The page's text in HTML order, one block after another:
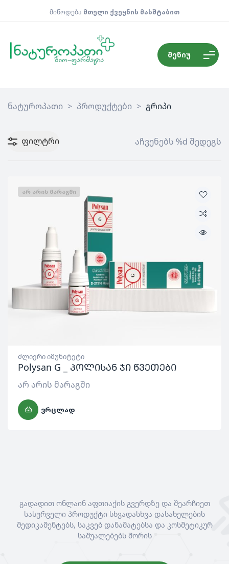
მიწოდება მთელი ქვეყნის მასშტაბით
მენიუ
ნატუროპათი > პროდუქტები > გრიპი
ფილტრი აჩვენებს %d შედეგს
ᲐᲠ ᲐᲠᲘᲡ ᲛᲐᲠᲐᲒᲨᲘ
ძლიერი იმუნიტეტი
Polysan G _ პოლისან ჯი წვეთები
არ არის მარაგში
ᲕᲠᲪᲚᲐᲓ
გადადით ონლაინ აფთიაქის გვერდზე და შეარჩიეთ
სასურველი პროდუქტი სხვადასხვა დასახელების
მედიკამენტებს, საკვებ დანამატებსა და კოსმეტიკურ
საშუალებებს შორის